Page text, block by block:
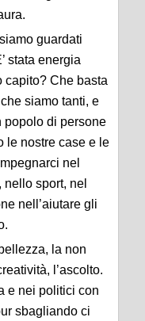
guardati
stata energia
capito? Che basta
siamo tanti, e
popolo di persone
le nostre case e le
nel
sport, nel
nell’aiutare gli
la non
l’ascolto.
e nei politici con
sbagliando ci